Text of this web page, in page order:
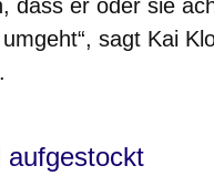
dass er oder sie
sagt Kai
aufgestockt